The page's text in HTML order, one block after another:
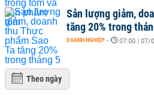
Sản lượng giảm,
tăng 20% trong
DOANH NGHIỆP - 07:00 | 07/
Theo ngày